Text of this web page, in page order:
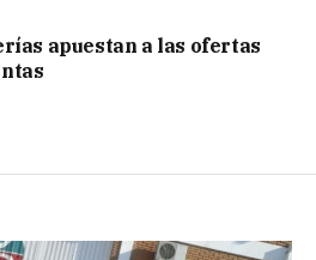
apuestan a las ofertas